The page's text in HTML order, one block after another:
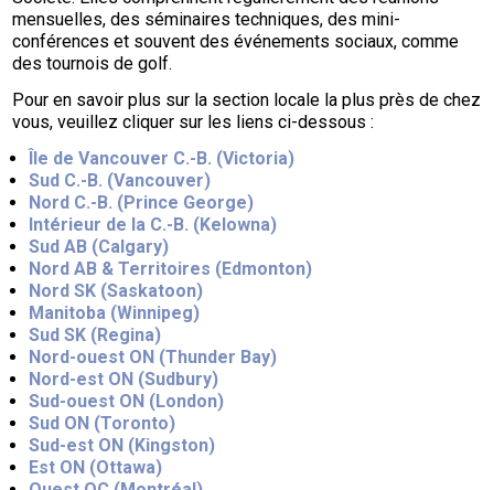
mensuelles, des séminaires techniques, des mini-
conférences et souvent des événements sociaux, comme
des tournois de golf.
Pour en savoir plus sur la section locale la plus près de chez
vous, veuillez cliquer sur les liens ci-dessous :
Île de Vancouver C.-B. (Victoria)
Sud C.-B. (Vancouver)
Nord C.-B. (Prince George)
Intérieur de la C.-B. (Kelowna)
Sud AB (Calgary)
Nord AB & Territoires (Edmonton)
Nord SK (Saskatoon)
Manitoba (Winnipeg)
Sud SK (Regina)
Nord-ouest ON (Thunder Bay)
Nord-est ON (Sudbury)
Sud-ouest ON (London)
Sud ON (Toronto)
Sud-est ON (Kingston)
Est ON (Ottawa)